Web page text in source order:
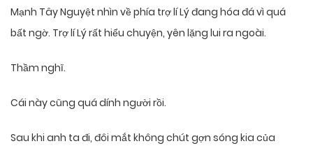
Mạnh Tây Nguyệt nhìn về phía trợ lí Lý đang hóa đá vì quá
bất ngờ. Trợ lí Lý rất hiểu chuyện, yên lặng lui ra ngoài.
Thầm nghĩ.
Cái này cũng quá dính người rồi.
Sau khi anh ta đi, đôi mắt không chút gợn sóng kia của